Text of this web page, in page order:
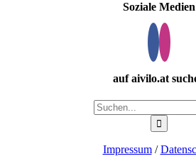
Soziale Medien
auf aivilo.at
Suche
nach:
Impressum/